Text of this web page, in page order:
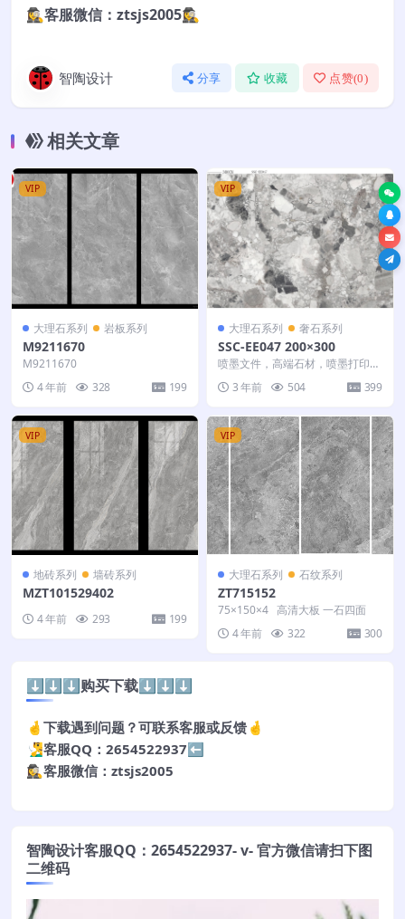
🕵️‍♀️客服微信：ztsjs2005🕵️‍♀️
智陶设计 分享 收藏 点赞(0)
相关文章
VIP
大理石系列 岩板系列
M9211670
M9211670
4 年前
328 199
VIP
大理石系列 奢石系列
SSC-EE047 200×300
喷墨文件，高端石材，喷墨打印文
板，马赛克，背景墙，大...
3 年前 504 399
VIP
地砖系列 墙砖系列
MZT101529402
4 年前 293 199
VIP
大理石系列 石纹系列
ZT715152
75×150×4 高清大板 一石四面
4 年前
322 300
⬇️⬇️⬇️购买下载⬇️⬇️⬇️
🤞下载遇到问题？可联系客服或反馈🤞
🧏‍♂️客服QQ：2654522937⬅️
🕵️‍♀️客服微信：ztsjs2005
智陶设计客服QQ：2654522937- v- 官方微信请扫下图
二维码